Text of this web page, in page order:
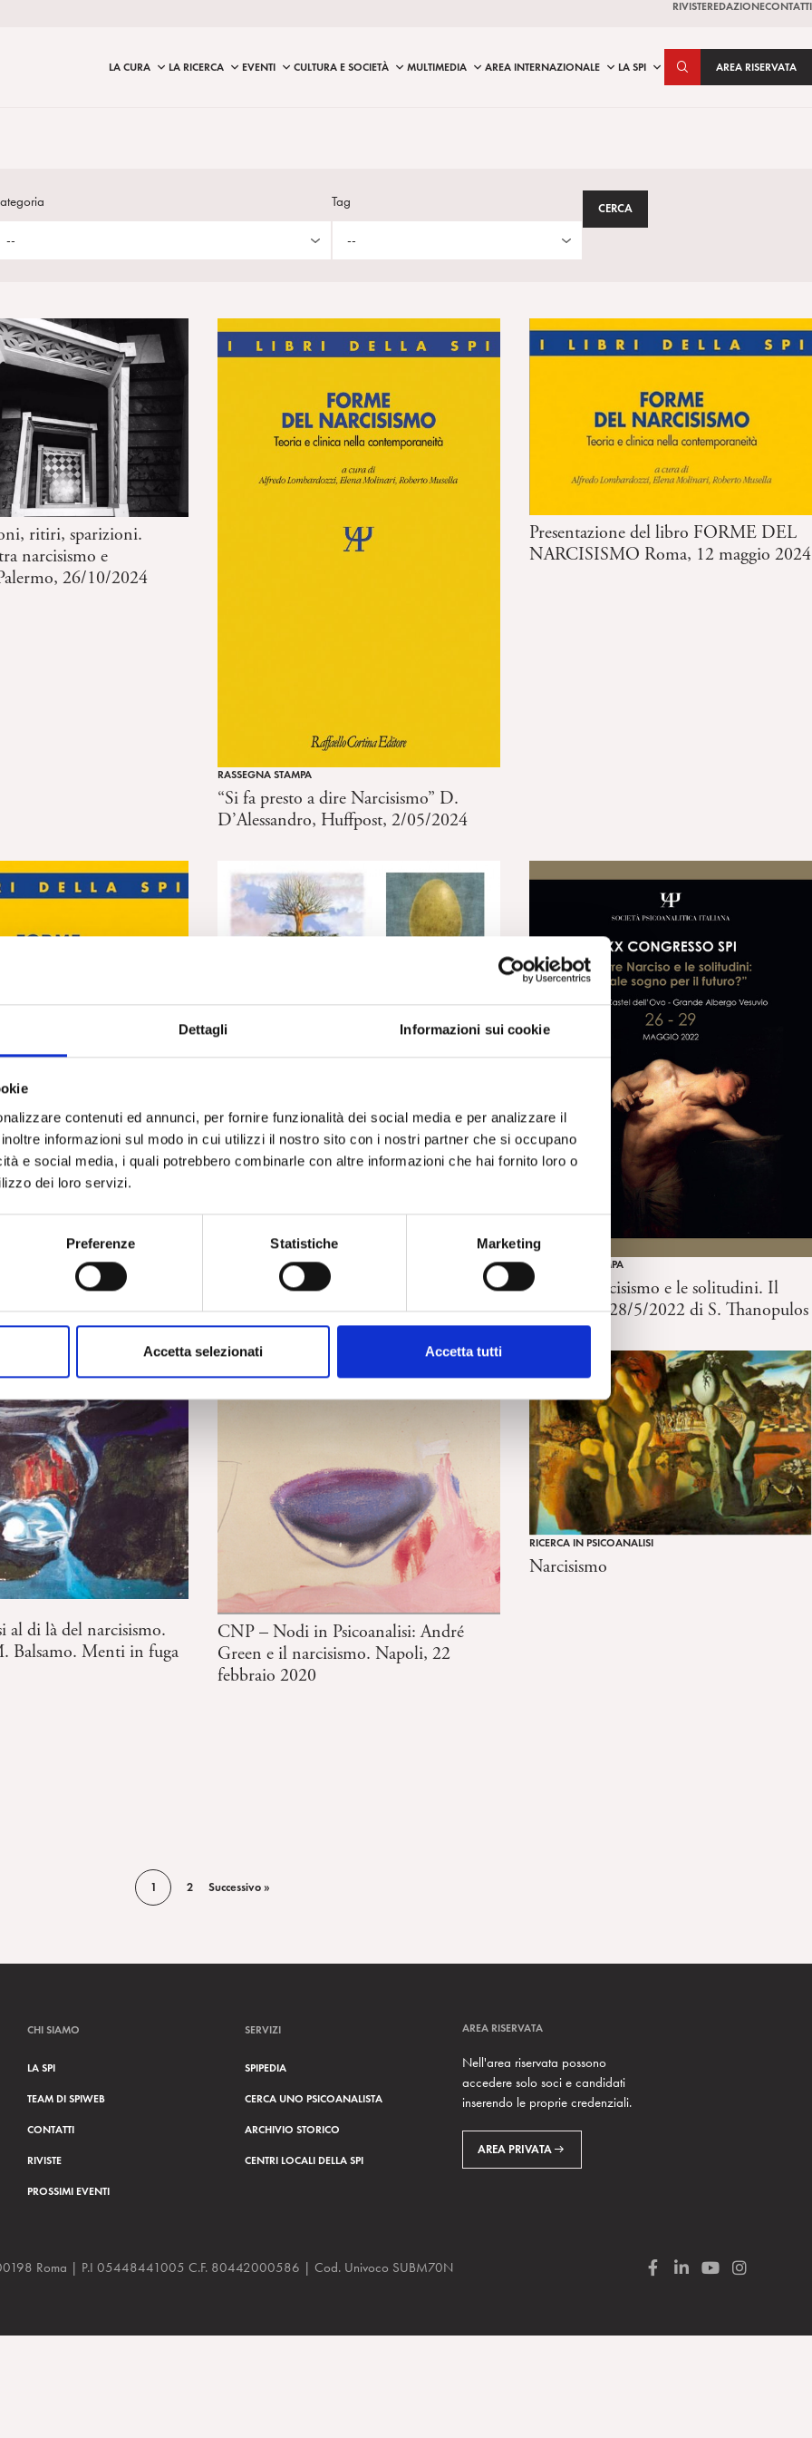
Dettagli Informazioni sui cookie
contenuti ed annunci, per fornire funzionalità dei social media e per analizzare il
informazioni sul modo in cui utilizzi il nostro sito con i nostri partner che si occupano
e social media, i quali potrebbero combinarle con altre informazioni che hai fornito loro o
dei loro servizi.
Preferenze Statistiche Marketing
Accetta selezionati Accetta tutti
RIVISTEREDAZIONECONTATTI
LA CURA LA RICERCA EVENTI CULTURA E SOCIETÀ MULTIMEDIA AREA INTERNAZIONALE LA SPI AREA RISERVATA
Tag
ritiri, sparizioni.
narcisismo e
26/10/2024
RASSEGNA STAMPA
“Si fa presto a dire Narcisismo” D.
D’Alessandro, Huffpost, 2/05/2024
Presentazione del libro FORME DEL
NARCISISMO Roma, 12 maggio 2024
di A.
E. Molinari e R. Musella.
R. Valdrè
CPdR – “Le mie radici”: Le Ali di
Icaro” di S. A. Mitchell, considerazioni
RASSEGNA STAMPA
Oltre il narcisismo e le solitudini. Il
Manifesto, 28/5/2022 di S. Thanopulos
al di là del narcisismo.
Balsamo. Menti in fuga
CNP – Nodi in Psicoanalisi: André
Green e il narcisismo. Napoli, 22
febbraio 2020
RICERCA IN PSICOANALISI
Narcisismo
1 2 Successivo »
CHI SIAMO
LA SPI
TEAM DI SPIWEB
CONTATTI
RIVISTE
PROSSIMI EVENTI
SERVIZI
SPIPEDIA
CERCA UNO PSICOANALISTA
ARCHIVIO STORICO
CENTRI LOCALI DELLA SPI
AREA RISERVATA
Nell'area riservata possono
accedere solo soci e candidati
inserendo le proprie credenziali.
AREA PRIVATA
Roma | P.I 05448441005 C.F. 80442000586 | Cod. Univoco SUBM70N
F
L
Y
I